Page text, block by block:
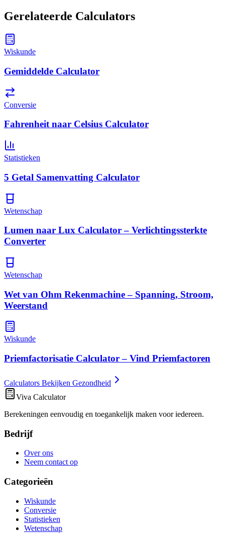
Gerelateerde Calculators
Wiskunde
Gemiddelde Calculator
Conversie
Fahrenheit naar Celsius Calculator
Statistieken
5 Getal Samenvatting Calculator
Wetenschap
Lumen naar Lux Calculator – Verlichtingssterkte
Converter
Wetenschap
Wet van Ohm Rekenmachine – Spanning, Stroom,
Weerstand
Wiskunde
Priemfactorisatie Calculator – Vind Priemfactoren
Calculators Bekijken Gezondheid
Viva Calculator
Berekeningen eenvoudig en toegankelijk maken voor iedereen.
Bedrijf
Over ons
Neem contact op
Categorieën
Wiskunde
Conversie
Statistieken
Wetenschap